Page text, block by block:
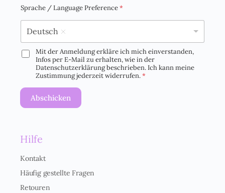
Christina
03.06.2026
Lichtimpuls 55